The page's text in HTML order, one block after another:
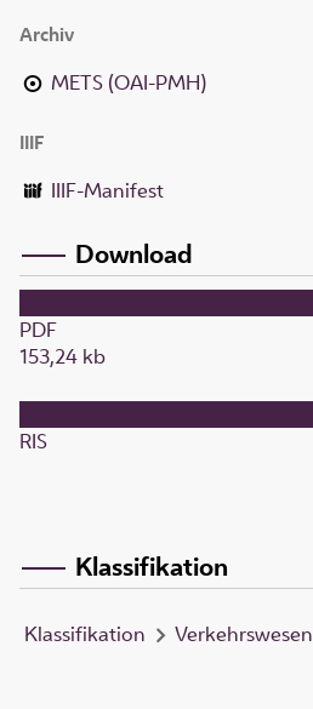
Archiv
METS (OAI-PMH)
IIIF
IIIF-Manifest
Download
PDF
153,24 kb
RIS
Klassifikation
Klassifikation Verkehrswesen